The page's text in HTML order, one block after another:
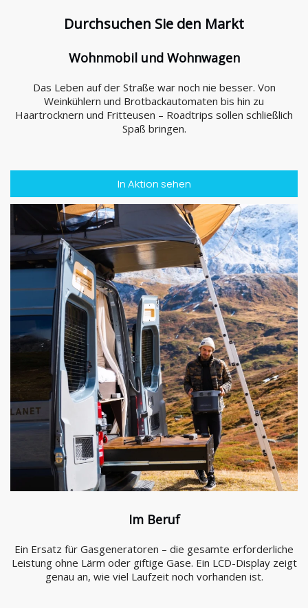
Durchsuchen Sie den Markt
Wohnmobil und Wohnwagen
Das Leben auf der Straße war noch nie besser. Von
Weinkühlern und Brotbackautomaten bis hin zu
Haartrocknern und Fritteusen – Roadtrips sollen schließlich
Spaß bringen.
In Aktion sehen
Im Beruf
Ein Ersatz für Gasgeneratoren – die gesamte erforderliche
Leistung ohne Lärm oder giftige Gase. Ein LCD-Display zeigt
genau an, wie viel Laufzeit noch vorhanden ist.